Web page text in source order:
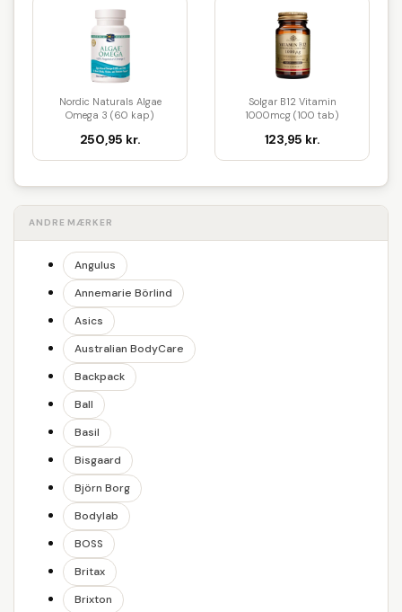
Nordic Naturals Algae
Omega 3 (60 kap)
250,95 kr.
Solgar B12 Vitamin
1000mcg (100 tab)
123,95 kr.
ANDRE MÆRKER
Angulus
Annemarie Börlind
Asics
Australian BodyCare
Backpack
Ball
Basil
Bisgaard
Björn Borg
Bodylab
BOSS
Britax
Brixton